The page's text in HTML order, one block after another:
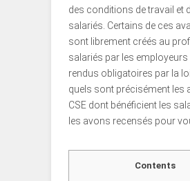
des conditions de travail et
salariés. Certains de ces
sont librement créés au
salariés par les employeurs
rendus obligatoires par la
quels sont précisément les
CSE dont bénéficient les
les avons recensés pour
Contents